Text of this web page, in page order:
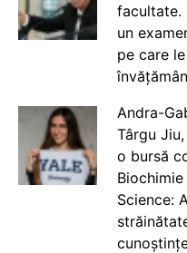
facultate.
un
pe care
Andra-
Târgu
o bursă
Science: